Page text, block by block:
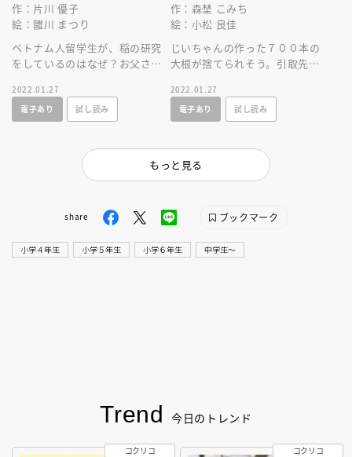
作：片川 優子
絵：雛川 まつり
ベトナム人留学生が、稲の研究
をしているのはなぜ？お父さん
がっているみたい！
2022.01.27
電子あり
試し読み
作：森埜 こみち
絵：小松 良佳
じいちゃんの作った７００本の
大根が捨てられそう。引取先を
に届けるフードバンクのことを
知るが……。
2022.01.27
電子あり
試し読み
もっと見る
share ブックマーク
小学４年生 小学５年生 小学６年生 中学生〜
Trend 今日のトレンド
コクリコ コクリコ